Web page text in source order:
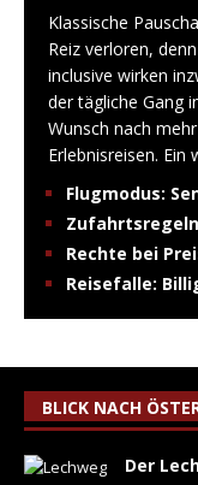
Klassische
Reiz verloren,
inclusive wirken
der tägliche Gang
Wunsch nach
Erlebnisreisen. Ein
Flugmodus:
Rechte bei
Reisefalle:
BLICK NACH
Der